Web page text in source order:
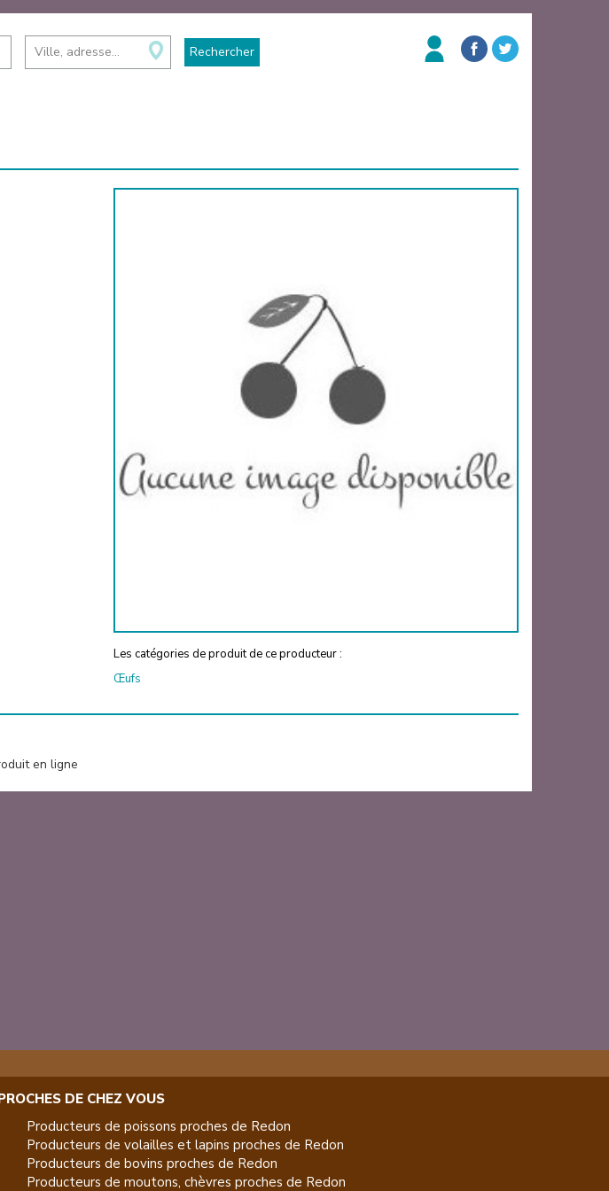
Ville, adresse... Rechercher
Les catégories de produit de ce producteur :
Œufs
en ligne
DE CHEZ VOUS
Producteurs de poissons proches de Redon
Producteurs de volailles et lapins proches de Redon
Producteurs de bovins proches de Redon
Producteurs de moutons, chèvres proches de Redon